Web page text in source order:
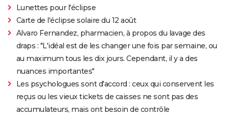
Lunettes pour l'éclipse
Carte de l'éclipse solaire du 12 août
Alvaro Fernandez, pharmacien, à propos du lavage des
draps : "L'idéal est de les changer une fois par semaine, ou
au maximum tous les dix jours. Cependant, il y a des
nuances importantes"
Les psychologues sont d'accord : ceux qui conservent les
reçus ou les vieux tickets de caisses ne sont pas des
accumulateurs, mais ont besoin de contrôle